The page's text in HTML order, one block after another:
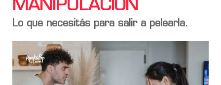
MANIPULACIÓN
Lo que necesitás para salir a pelearla.